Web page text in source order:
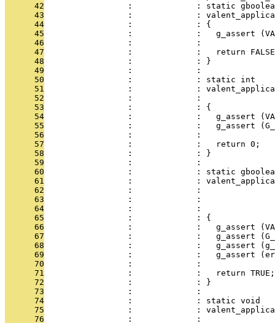
      42
:             : static
      43
:             :
      44
                 :             : {
      45
:             :   g_assert
      46
                 :             :
      47
:             :   return
      48
                 :             : }
      49
                 :             :
      50
                 :             : static int
      51
:             :
      52
:             :
      53
                 :             : {
      54
:             :   g_assert
      55
:             :   g_assert
      56
                 :             :
      57
                 :             :   return 0;
      58
                 :             : }
      59
                 :             :
      60
:             : static
      61
:             :
      62
:             :
      63
:             :
      64
:             :
      65
                 :             : {
      66
:             :   g_assert
      67
:             :   g_assert
      68
:             :   g_assert
      69
:             :   g_assert
      70
                 :             :
      71
                 :             :   return TRUE;
      72
                 :             : }
      73
                 :             :
      74
                 :             : static void
      75
:             :
      76
:             :